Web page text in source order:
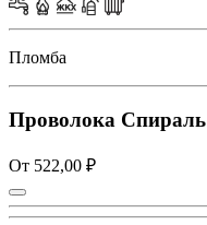
Пломба
Проволока Спираль
От 522,00 ₽